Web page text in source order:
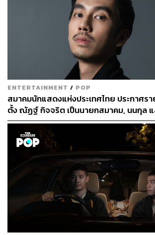
ENTERTAINMENT / POP
สมาคมนักแสดงแห่งประเทศไทย ประกาศร
ตั้ง ณัฏฐ์ กิจจริต เป็นนายกสมาคม, นนกุล
เป็นรองนายก